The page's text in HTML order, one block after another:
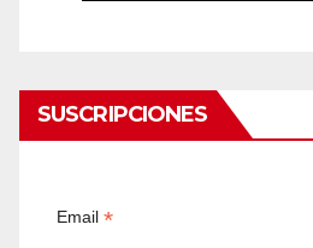
SUSCRIPCIONES
Email*